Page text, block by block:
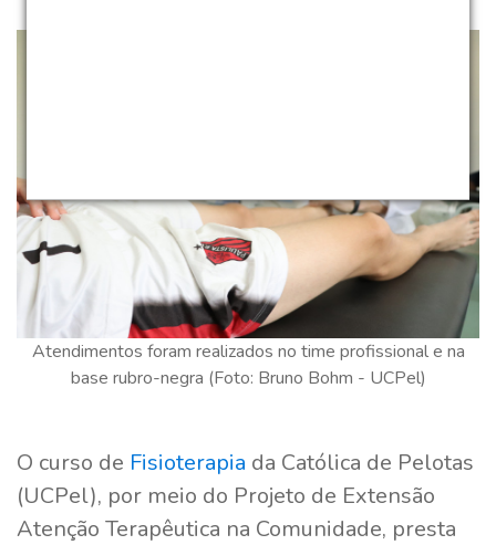
Atendimentos foram realizados no time profissional e na
base rubro-negra (Foto: Bruno Bohm - UCPel)
O curso de Fisioterapia da Católica de Pelotas
(UCPel), por meio do Projeto de Extensão
Atenção Terapêutica na Comunidade, presta